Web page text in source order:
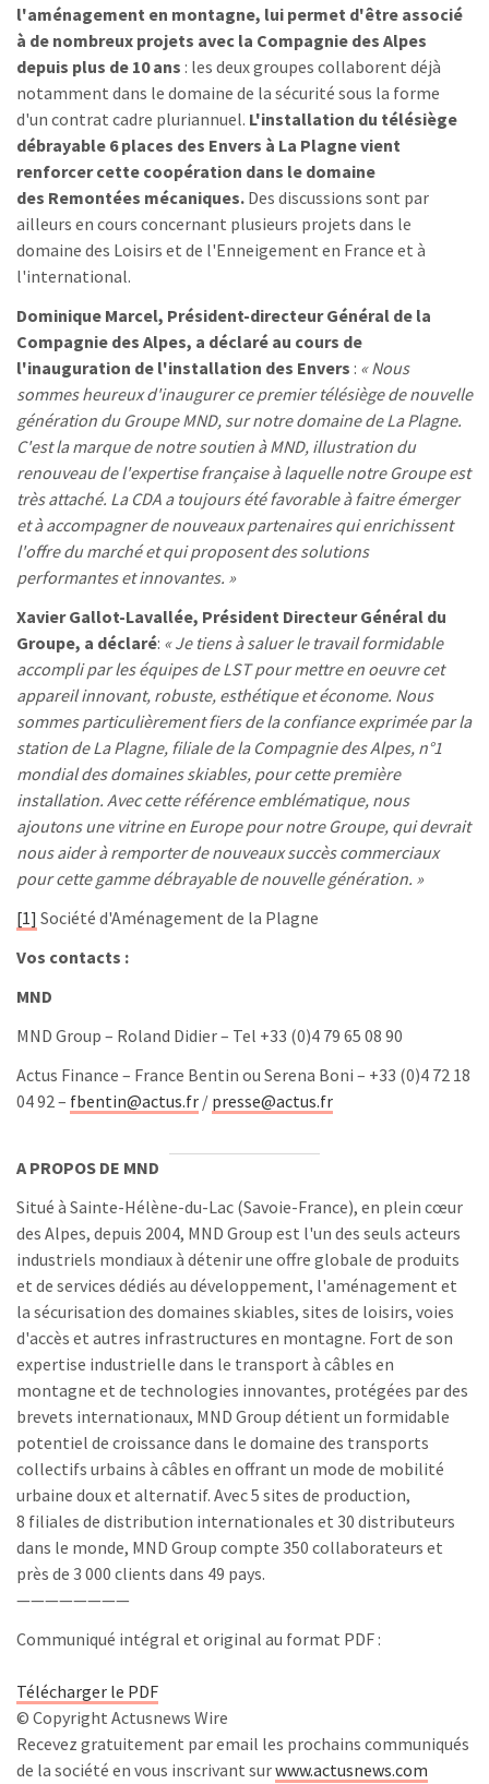
l'aménagement en montagne, lui permet d'être associé
à de nombreux projets avec la Compagnie des Alpes
depuis plus de 10 ans : les deux groupes collaborent déjà
notamment dans le domaine de la sécurité sous la forme
d'un contrat cadre pluriannuel. L'installation du télésiège
débrayable 6 places des Envers à La Plagne vient
renforcer cette coopération dans le domaine
des Remontées mécaniques. Des discussions sont par
ailleurs en cours concernant plusieurs projets dans le
domaine des Loisirs et de l'Enneigement en France et à
l'international.
Dominique Marcel, Président-directeur Général de la
Compagnie des Alpes, a déclaré au cours de
l'inauguration de l'installation des Envers : « Nous
sommes heureux d'inaugurer ce premier télésiège de nouvelle
génération du Groupe MND, sur notre domaine de La Plagne.
C'est la marque de notre soutien à MND, illustration du
renouveau de l'expertise française à laquelle notre Groupe est
très attaché. La CDA a toujours été favorable à faitre émerger
et à accompagner de nouveaux partenaires qui enrichissent
l'offre du marché et qui proposent des solutions
performantes et innovantes. »
Xavier Gallot-Lavallée, Président Directeur Général du
Groupe, a déclaré: « Je tiens à saluer le travail formidable
accompli par les équipes de LST pour mettre en oeuvre cet
appareil innovant, robuste, esthétique et économe. Nous
sommes particulièrement fiers de la confiance exprimée par la
station de La Plagne, filiale de la Compagnie des Alpes, n°1
mondial des domaines skiables, pour cette première
installation. Avec cette référence emblématique, nous
ajoutons une vitrine en Europe pour notre Groupe, qui devrait
nous aider à remporter de nouveaux succès commerciaux
pour cette gamme débrayable de nouvelle génération. »
[1] Société d'Aménagement de la Plagne
Vos contacts :
MND
MND Group – Roland Didier – Tel +33 (0)4 79 65 08 90
Actus Finance – France Bentin ou Serena Boni – +33 (0)4 72 18
04 92 – fbentin@actus.fr / presse@actus.fr
A PROPOS DE MND
Situé à Sainte-Hélène-du-Lac (Savoie-France), en plein cœur
des Alpes, depuis 2004, MND Group est l'un des seuls acteurs
industriels mondiaux à détenir une offre globale de produits
et de services dédiés au développement, l'aménagement et
la sécurisation des domaines skiables, sites de loisirs, voies
d'accès et autres infrastructures en montagne. Fort de son
expertise industrielle dans le transport à câbles en
montagne et de technologies innovantes, protégées par des
brevets internationaux, MND Group détient un formidable
potentiel de croissance dans le domaine des transports
collectifs urbains à câbles en offrant un mode de mobilité
urbaine doux et alternatif. Avec 5 sites de production,
8 filiales de distribution internationales et 30 distributeurs
dans le monde, MND Group compte 350 collaborateurs et
près de 3 000 clients dans 49 pays.
————————
Communiqué intégral et original au format PDF :
Télécharger le PDF
© Copyright Actusnews Wire
Recevez gratuitement par email les prochains communiqués
de la société en vous inscrivant surwww.actusnews.com